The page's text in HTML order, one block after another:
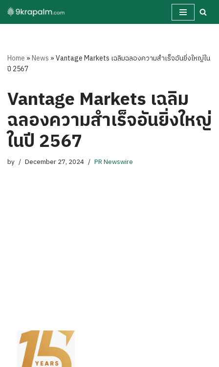
Skip
Home »News »Vantage Markets เฉลิมฉลองความสำเร็จอันยิ่งใหญ่ใน
ปี 2567
Vantage Markets เฉลิม
ฉลองความสำเร็จอันยิ่งใหญ่
ในปี 2567
by December 27, 2024 PR Newswire